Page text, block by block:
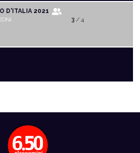
D'ITALIA 2021
3/ 4